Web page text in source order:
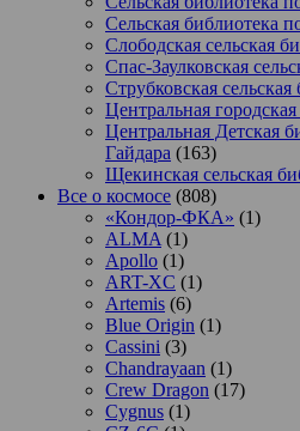
Сельская библиотека
Слободская сельская
Спас-Заулковская
Струбковская сельская
Центральная
Центральная Детская
Гайдара (163)
Щекинская сельская
Все о космосе (808)
«Кондор-ФКА» (1)
ALMA(1)
Apollo (1)
ART-XC (1)
Artemis (6)
Blue Origin (1)
Cassini (3)
Chandrayaan (1)
Crew Dragon (17)
Cygnus (1)